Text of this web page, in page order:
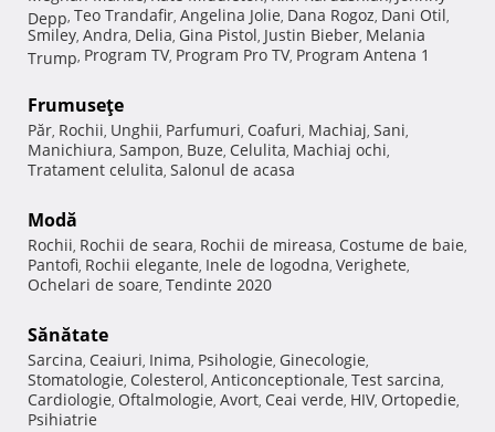
Depp, Teo Trandafir, Angelina Jolie, Dana Rogoz, Dani Otil,
Smiley, Andra, Delia, Gina Pistol, Justin Bieber, Melania
Trump, Program TV, Program Pro TV, Program Antena 1
Frumuseţe
Păr, Rochii, Unghii, Parfumuri, Coafuri, Machiaj, Sani,
Manichiura, Sampon, Buze, Celulita, Machiaj ochi,
Tratament celulita, Salonul de acasa
Modă
Rochii, Rochii de seara, Rochii de mireasa, Costume de baie,
Pantofi, Rochii elegante, Inele de logodna, Verighete,
Ochelari de soare, Tendinte 2020
Sănătate
Sarcina, Ceaiuri, Inima, Psihologie, Ginecologie,
Stomatologie, Colesterol, Anticonceptionale, Test sarcina,
Cardiologie, Oftalmologie, Avort, Ceai verde, HIV, Ortopedie,
Psihiatrie